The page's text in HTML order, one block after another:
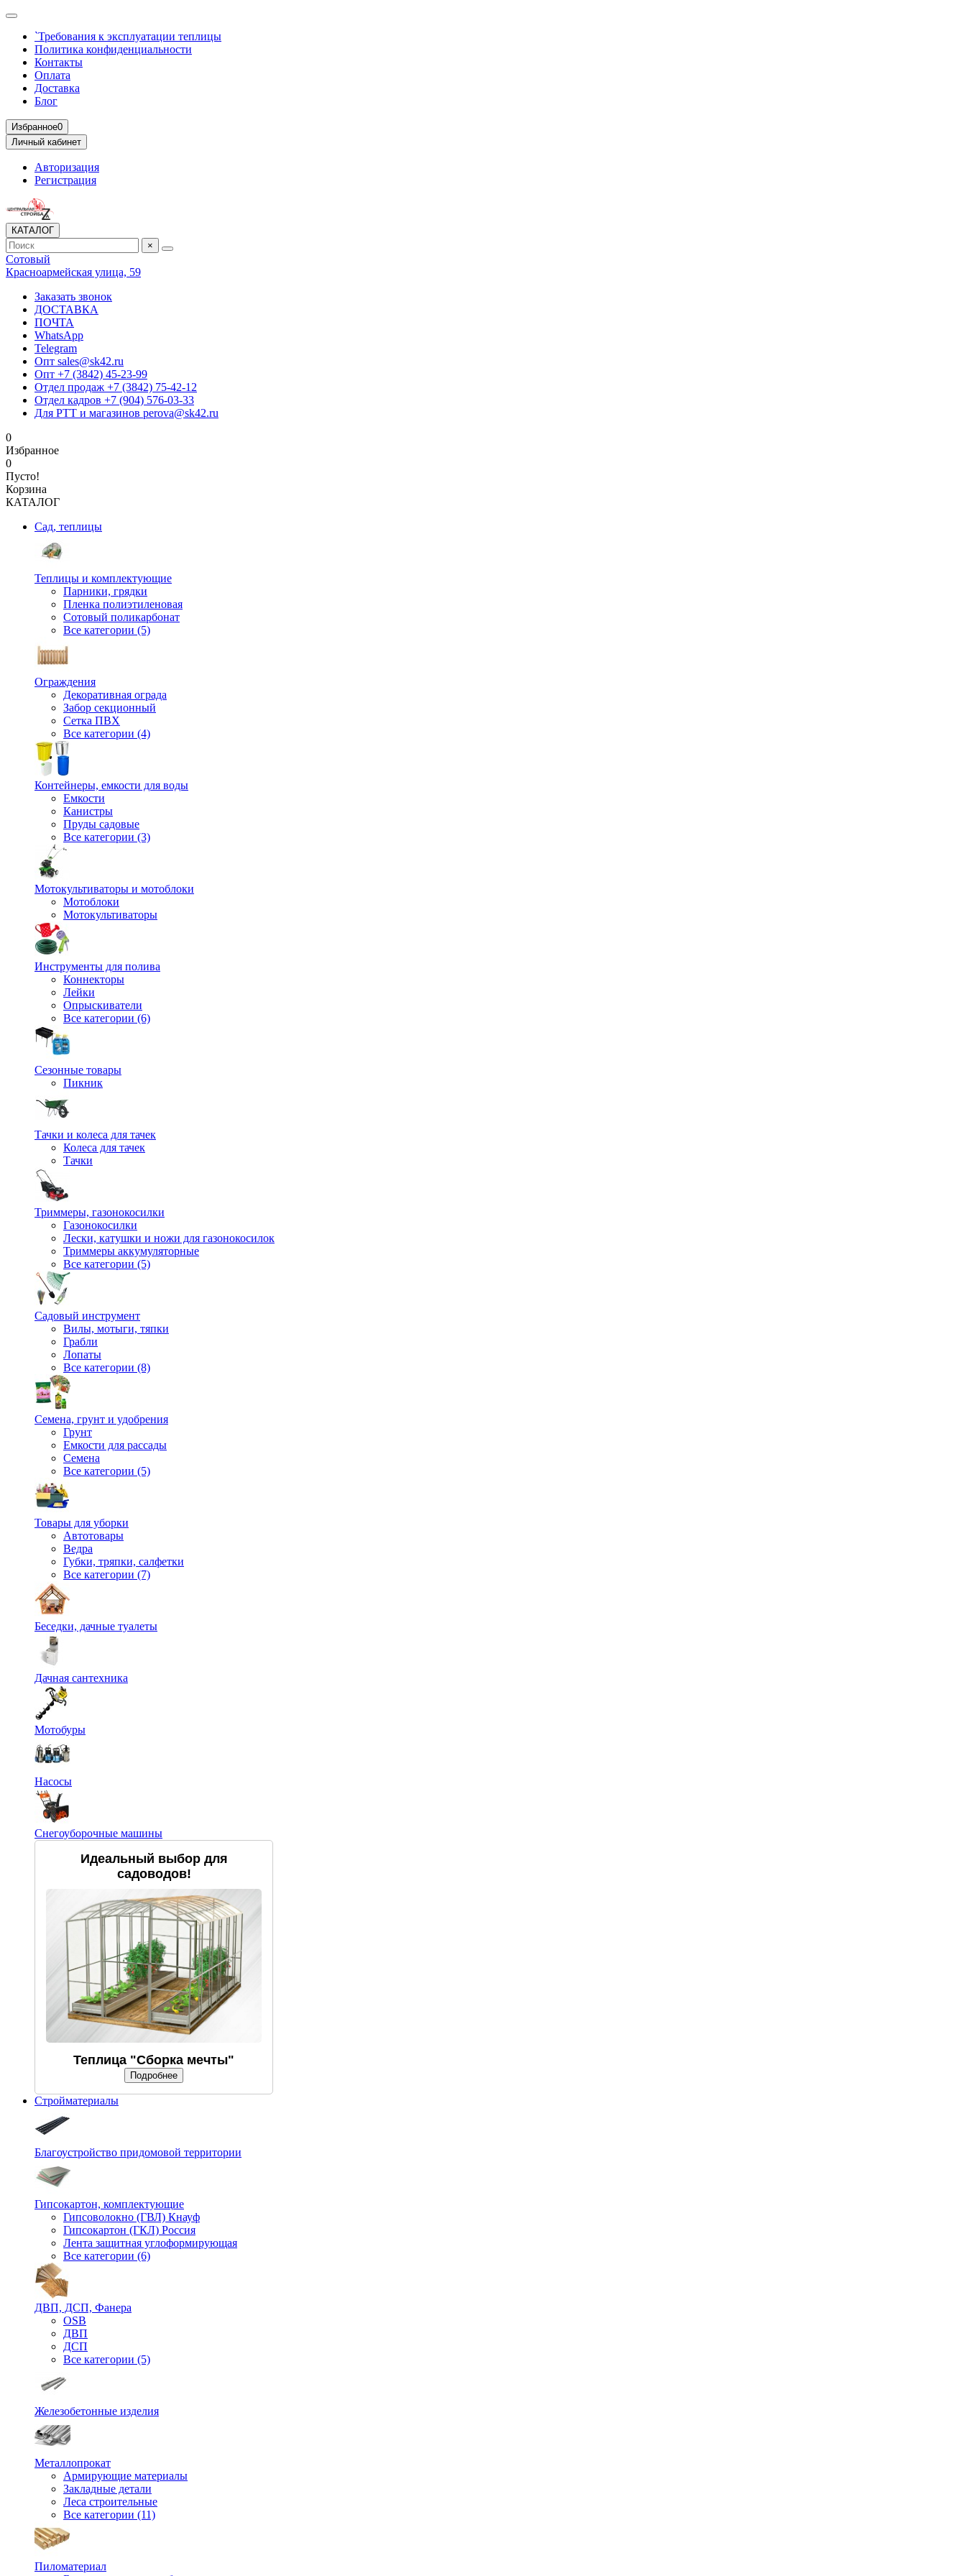
`Требования к эксплуатации теплицы
Политика конфиденциальности
Контакты
Оплата
Доставка
Блог
Избранное0
Личный кабинет
Авторизация
Регистрация
КАТАЛОГ
×
Сотовый
Красноармейская улица, 59
Заказать звонок
ДОСТАВКА
ПОЧТА
WhatsApp
Telegram
Опт sales@sk42.ru
Опт +7 (3842) 45-23-99
Отдел продаж +7 (3842) 75-42-12
Отдел кадров +7 (904) 576-03-33
Для РТТ и магазинов perova@sk42.ru
0
Избранное
0
Пусто!
Корзина
КАТАЛОГ
Сад, теплицы
Теплицы и комплектующие
Парники, грядки
Пленка полиэтиленовая
Сотовый поликарбонат
Все категории (5)
Ограждения
Декоративная ограда
Забор секционный
Сетка ПВХ
Все категории (4)
Контейнеры, емкости для воды
Емкости
Канистры
Пруды садовые
Все категории (3)
Мотокультиваторы и мотоблоки
Мотоблоки
Мотокультиваторы
Инструменты для полива
Коннекторы
Лейки
Опрыскиватели
Все категории (6)
Сезонные товары
Пикник
Тачки и колеса для тачек
Колеса для тачек
Тачки
Триммеры, газонокосилки
Газонокосилки
Лески, катушки и ножи для газонокосилок
Триммеры аккумуляторные
Все категории (5)
Садовый инструмент
Вилы, мотыги, тяпки
Грабли
Лопаты
Все категории (8)
Семена, грунт и удобрения
Грунт
Емкости для рассады
Семена
Все категории (5)
Товары для уборки
Автотовары
Ведра
Губки, тряпки, салфетки
Все категории (7)
Беседки, дачные туалеты
Дачная сантехника
Мотобуры
Насосы
Снегоуборочные машины
Идеальный выбор для
садоводов!
Теплица "Сборка мечты"
Подробнее
Стройматериалы
Благоустройство придомовой территории
Гипсокартон, комплектующие
Гипсоволокно (ГВЛ) Кнауф
Гипсокартон (ГКЛ) Россия
Лента защитная углоформирующая
Все категории (6)
ДВП, ДСП, Фанера
OSB
ДВП
ДСП
Все категории (5)
Железобетонные изделия
Металлопрокат
Армирующие материалы
Закладные детали
Леса строительные
Все категории (11)
Пиломатериал